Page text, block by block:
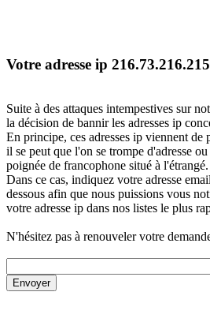
Votre adresse ip
Suite à des attaques intempestives sur
la décision de bannir les adresses ip
En principe, ces adresses ip viennent de
il se peut que l'on se trompe d'adresse
poignée de francophone situé à l'étrangé.
Dans ce cas, indiquez votre adresse
dessous afin que nous puissions vous
votre adresse ip dans nos listes le plus
N'hésitez pas à renouveler votre